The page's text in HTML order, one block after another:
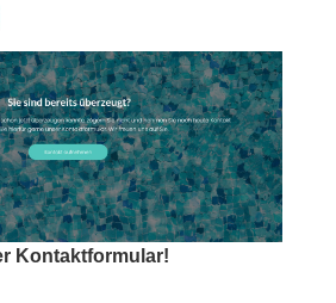
Kontaktformular!